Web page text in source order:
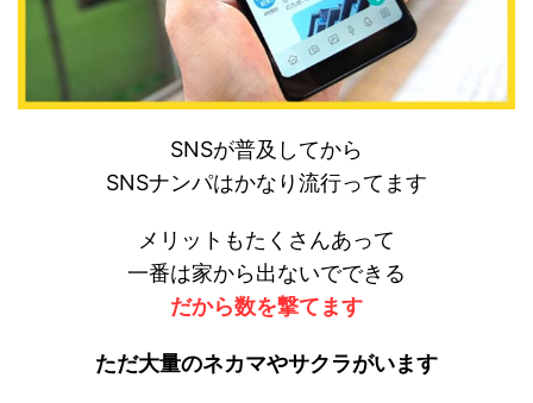
SNSが普及してから
SNSナンパはかなり流行ってます
メリットもたくさんあって
一番は家から出ないでできる
だから数を撃てます
ただ大量のネカマやサクラがいます